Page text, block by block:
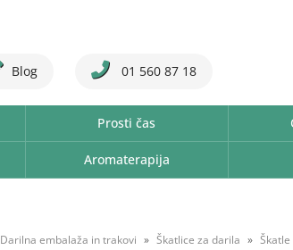
Blog 01 560 87 18
Prosti čas
Aromaterapija
Darilna embalaža in trakovi Škatlice za darila